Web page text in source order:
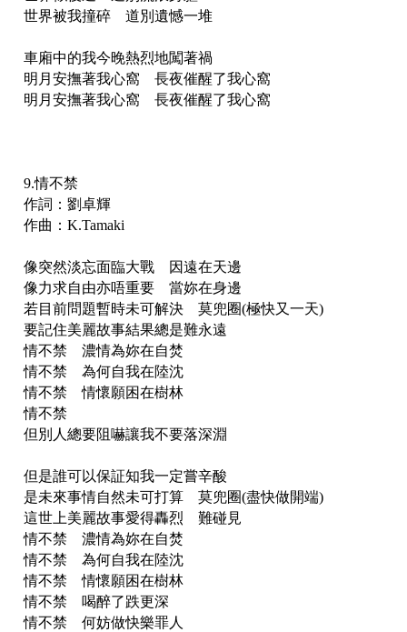
世界被我撞碎 道別遺憾一堆
車廂中的我今晚熱烈地闖著禍
明月安撫著我心窩 長夜催醒了我心窩
明月安撫著我心窩 長夜催醒了我心窩
9.情不禁
作詞：劉卓輝
作曲：K.Tamaki
像突然淡忘面臨大戰 因遠在天邊
像力求自由亦唔重要 當妳在身邊
若目前問題暫時未可解決 莫兜圈(極快又一天)
要記住美麗故事結果總是難永遠
情不禁 濃情為妳在自焚
情不禁 為何自我在陸沈
情不禁 情懷願困在樹林
情不禁
但別人總要阻嚇讓我不要落深淵
但是誰可以保証知我一定嘗辛酸
是未來事情自然未可打算 莫兜圈(盡快做開端)
這世上美麗故事愛得轟烈 難碰見
情不禁 濃情為妳在自焚
情不禁 為何自我在陸沈
情不禁 情懷願困在樹林
情不禁 喝醉了跌更深
情不禁 何妨做快樂罪人